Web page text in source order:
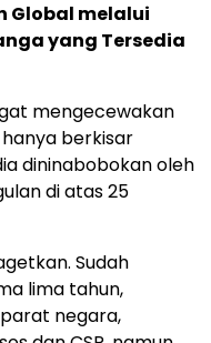
Global melalui
yang Tersedia
mengecewakan
berkisar
dininabobokan oleh
di atas 25
Sudah
lima tahun,
negara,